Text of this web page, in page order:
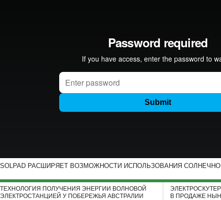
SOLPAD РАСШИРЯЕТ ВОЗМОЖНОСТИ ИСПОЛЬЗОВАНИЯ
ТЕХНОЛОГИЯ ПОЛУЧЕНИЯ ЭНЕРГИИ ВОЛНОВОЙ
ЭЛЕКТРОСТАНЦИЕЙ У ПОБЕРЕЖЬЯ АВСТРАЛИИ
В ПРОДАЖЕ